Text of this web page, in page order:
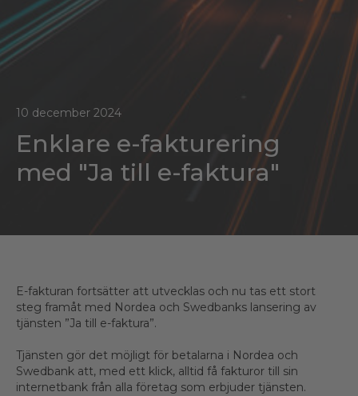
10 december 2024
Enklare e-fakturering
med "Ja till e-faktura"
E-fakturan fortsätter att utvecklas och nu tas ett stort
steg framåt med Nordea och Swedbanks lansering av
tjänsten ”Ja till e-faktura”.
Tjänsten gör det möjligt för betalarna i Nordea och
Swedbank att, med ett klick, alltid få fakturor till sin
internetbank från alla företag som erbjuder tjänsten.